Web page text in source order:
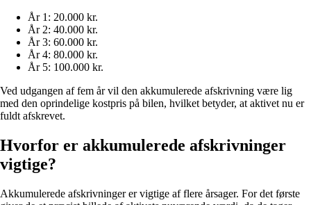
År 1: 20.000 kr.
År 2: 40.000 kr.
År 3: 60.000 kr.
År 4: 80.000 kr.
År 5: 100.000 kr.
Ved udgangen af fem år vil den akkumulerede afskrivning være lig
med den oprindelige kostpris på bilen, hvilket betyder, at aktivet nu er
fuldt afskrevet.
Hvorfor er akkumulerede afskrivninger
vigtige?
Akkumulerede afskrivninger er vigtige af flere årsager. For det første